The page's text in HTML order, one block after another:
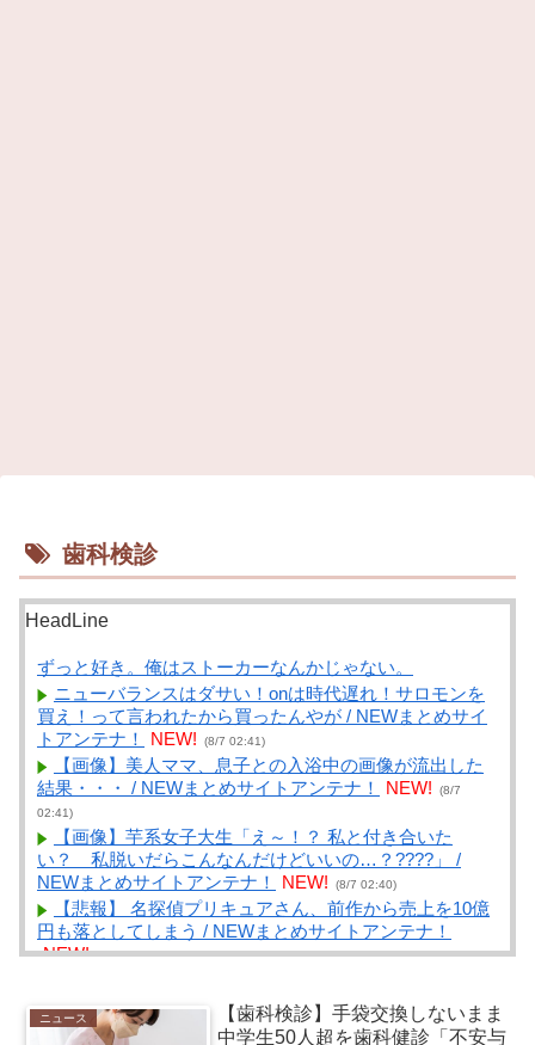
歯科検診
HeadLine
ずっと好き。俺はストーカーなんかじゃない。
ニューバランスはダサい！onは時代遅れ！サロモンを
買え！って言われたから買ったんやが / NEWまとめサイ
トアンテナ！
NEW! (8/7 02:41)
【画像】美人ママ、息子との入浴中の画像が流出した
結果・・・ / NEWまとめサイトアンテナ！
NEW!
(8/7
02:41)
【画像】芋系女子大生「え～！？ 私と付き合いた
い？ 私脱いだらこんなんだけどいいの…？????」 /
NEWまとめサイトアンテナ！
NEW! (8/7 02:40)
【悲報】 名探偵プリキュアさん、前作から売上を10億
円も落としてしまう / NEWまとめサイトアンテナ！
NEW! (8/7 02:39)
まとめサイトアンテナ！ NEW! (8/7 02:39)
「公立に行ったら笑われる」5歳から受験漬け。高校ま
ニュース
【歯科検診】手袋交換しないまま
中学生50人超を歯科健診「不安与